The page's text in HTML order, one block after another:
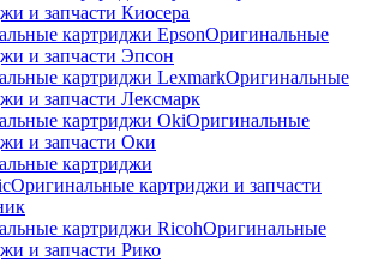
и запчасти Киосера
картриджи EpsonОригинальные
и запчасти Эпсон
картриджи LexmarkОригинальные
и запчасти Лексмарк
картриджи ОkiОригинальные
и запчасти Оки
картриджи
Оригинальные картриджи и запчасти
картриджи RicohОригинальные
и запчасти Рико